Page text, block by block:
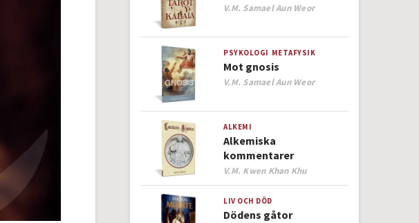
Author
V.M. Samael Aun Weor
PSYKOLOGI METAFYSIK
Mot gnosis
Author
V.M. Samael Aun Weor
ALKEMI
Alkemiska
kommentarer
Author
V.M. Kwen Khan Khu
LIV OCH DÖD
Dödens gåtor